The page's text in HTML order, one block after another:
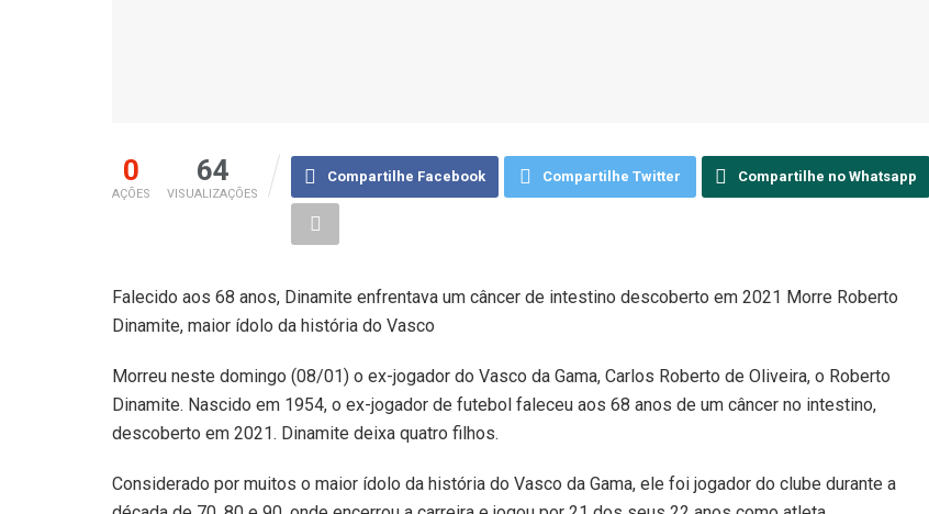
0
AÇÕES
64
VISUALIZAÇÕES
Compartilhe Facebook Compartilhe Twitter Compartilhe no Whatsapp
Falecido aos 68 anos, Dinamite enfrentava um câncer de intestino descoberto em 2021 Morre Roberto
Dinamite, maior ídolo da história do Vasco
Morreu neste domingo (08/01) o ex-jogador do Vasco da Gama, Carlos Roberto de Oliveira, o Roberto
Dinamite. Nascido em 1954, o ex-jogador de futebol faleceu aos 68 anos de um câncer no intestino,
descoberto em 2021. Dinamite deixa quatro filhos.
Considerado por muitos o maior ídolo da história do Vasco da Gama, ele foi jogador do clube durante a